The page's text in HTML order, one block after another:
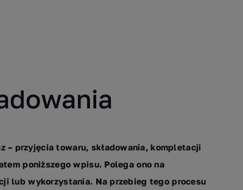
– przyjęcia towaru, składowania, kompletacji
poniższego wpisu. Polega ono na
lub wykorzystania. Na przebieg tego procesu